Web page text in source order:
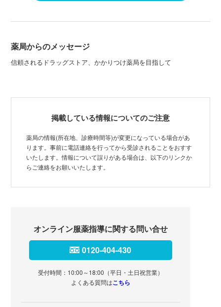
薬局からのメッセージ
信頼されるドラッグストア、かかりつけ薬局を目指して
掲載している情報についてのご注意
薬局の情報(所在地、診療時間等)が変更になっている場合があ
ります。事前に電話連絡を行ってから受診されることをおすす
いたします。情報について誤りがある場合は、以下のリンクか
らご連絡をお願いいたします。
オンライン服薬指導に関する問い合せ
0120-404-430
受付時間：10:00～18:00（平日・土日祝営業）
よくある質問はこちら